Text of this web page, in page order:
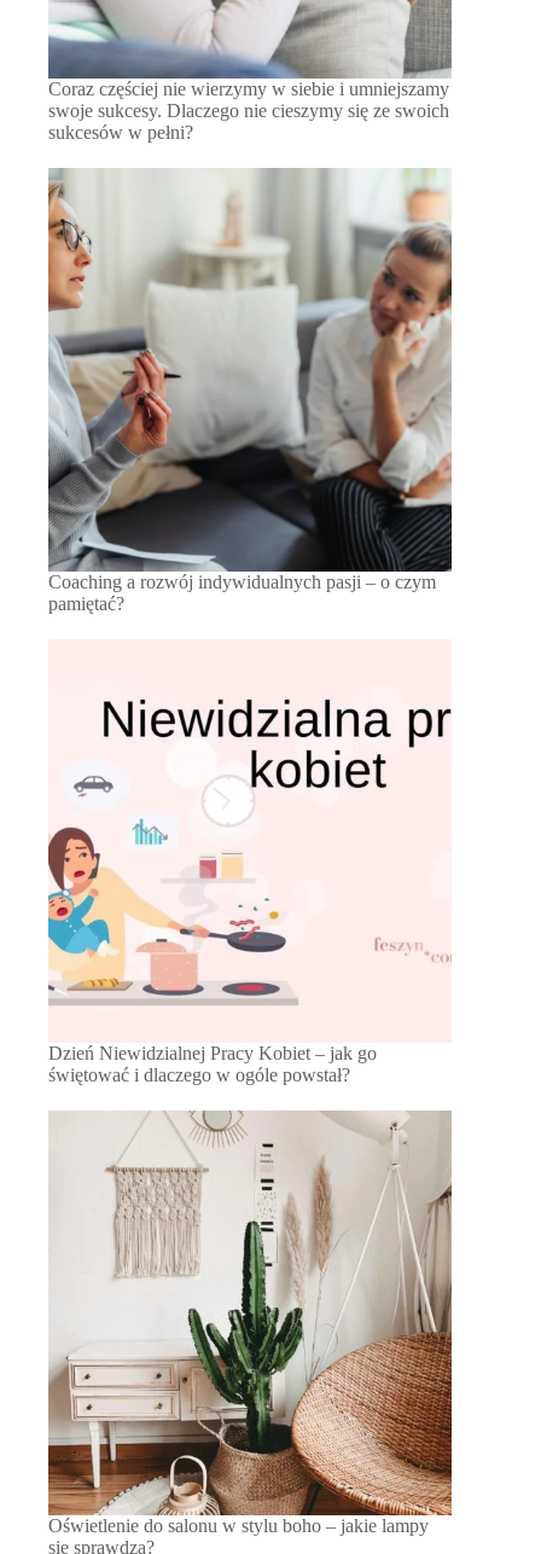
Coraz częściej nie wierzymy w siebie i umniejszamy
swoje sukcesy. Dlaczego nie cieszymy się ze swoich
sukcesów w pełni?
Coaching a rozwój indywidualnych pasji – o czym
pamiętać?
Dzień Niewidzialnej Pracy Kobiet – jak go
świętować i dlaczego w ogóle powstał?
Oświetlenie do salonu w stylu boho – jakie lampy
się sprawdzą?